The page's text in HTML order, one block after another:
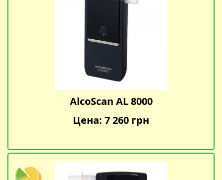
AlcoScan AL 8000
Цена: 7 260 грн